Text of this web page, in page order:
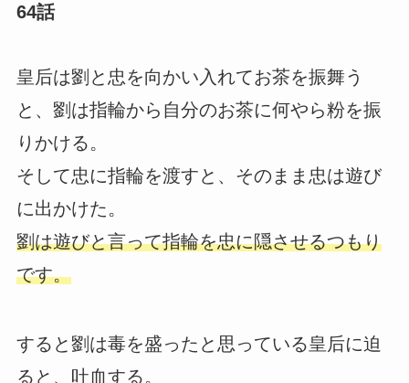
64話
皇后は劉と忠を向かい入れてお茶を振舞う
と、劉は指輪から自分のお茶に何やら粉を振
りかける。
そして忠に指輪を渡すと、そのまま忠は遊び
に出かけた。
劉は遊びと言って指輪を忠に隠させるつもり
です。
すると劉は毒を盛ったと思っている皇后に迫
ると、吐血する。